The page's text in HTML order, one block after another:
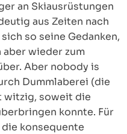
an Skiausrüstungen
aus Zeiten nach
so seine Gedanken,
aber wieder zum
Aber nobody is
Dummlaberei (die
witzig, soweit die
konnte. Für
konsequente